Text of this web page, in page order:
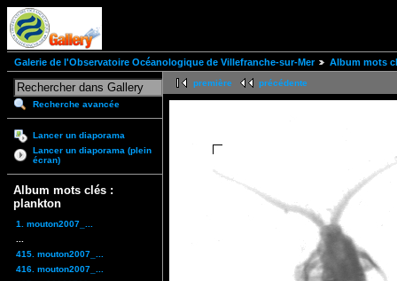
Galerie de l'Observatoire Océanologique de Villefranche-sur-Mer Album mots
Recherche avancée
Lancer un diaporama
Lancer un diaporama (plein
écran)
Album mots clés :
plankton
1. mouton2007_...
415. mouton2007_...
416. mouton2007_...
première précédente